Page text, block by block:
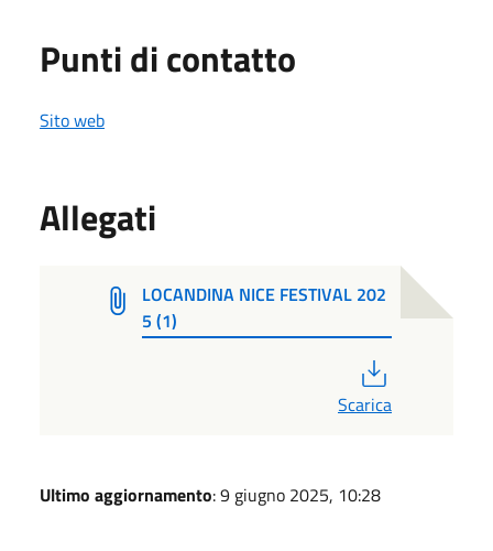
Punti di contatto
Sito web
Allegati
LOCANDINA NICE FESTIVAL 202
5 (1)
Scarica
Ultimo aggiornamento: 9 giugno 2025, 10:28